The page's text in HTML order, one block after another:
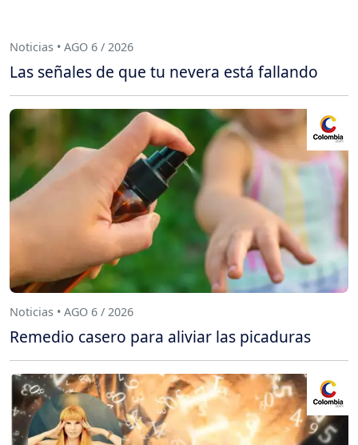
Noticias • AGO 6 / 2026
Las señales de que tu nevera está fallando
Noticias • AGO 6 / 2026
Remedio casero para aliviar las picaduras